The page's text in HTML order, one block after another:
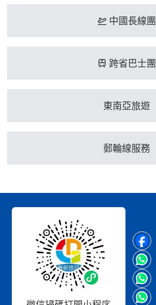
中國長線團
跨省巴士團
東南亞旅遊
郵輪線服務